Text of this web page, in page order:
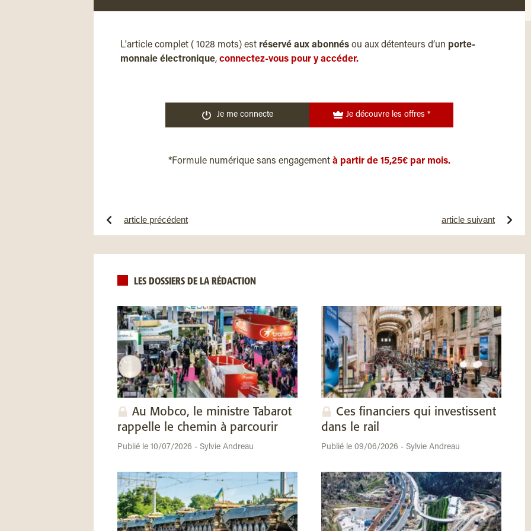
L'article complet ( 1028 mots) est réservé aux abonnés ou aux détenteurs d’un porte-
monnaie électronique, connectez-vous pour y accéder.
Je me connecte Je découvre les offres *
*Formule numérique sans engagement à partir de 15,25€ par mois.
article précédent article suivant
LES DOSSIERS DE LA RÉDACTION
Au Mobco, le ministre Tabarot
rappelle le chemin à parcourir
Publié le 10/07/2026 - Sylvie Andreau
Ces financiers qui investissent
dans le rail
Publié le 09/06/2026 - Sylvie Andreau